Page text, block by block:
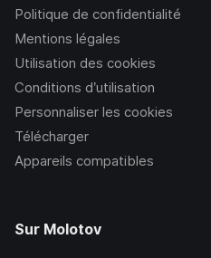
Politique de confidentialité
Mentions légales
Utilisation des cookies
Conditions d’utilisation
Personnaliser les cookies
Télécharger
Appareils compatibles
Sur Molotov